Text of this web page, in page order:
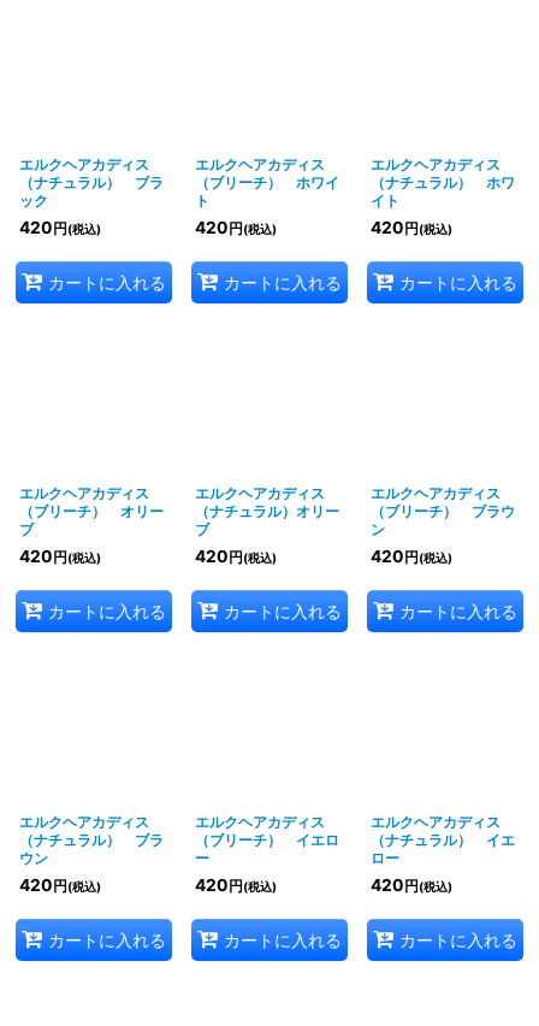
エルクヘアカディス
（ナチュラル） ブラ
ック
420 円 (税込)
カートに入れる
エルクヘアカディス
（ブリーチ） ホワイ
ト
420 円 (税込)
カートに入れる
エルクヘアカディス
（ナチュラル） ホワ
イト
420 円 (税込)
カートに入れる
エルクヘアカディス
（ブリーチ） オリー
ブ
420 円 (税込)
カートに入れる
エルクヘアカディス
（ナチュラル）オリー
ブ
420 円 (税込)
カートに入れる
エルクヘアカディス
（ブリーチ） ブラウ
ン
420 円 (税込)
カートに入れる
エルクヘアカディス
（ナチュラル） ブラ
ウン
420 円 (税込)
カートに入れる
エルクヘアカディス
（ブリーチ） イエロ
ー
420 円 (税込)
カートに入れる
エルクヘアカディス
（ナチュラル） イエ
ロー
420 円 (税込)
カートに入れる